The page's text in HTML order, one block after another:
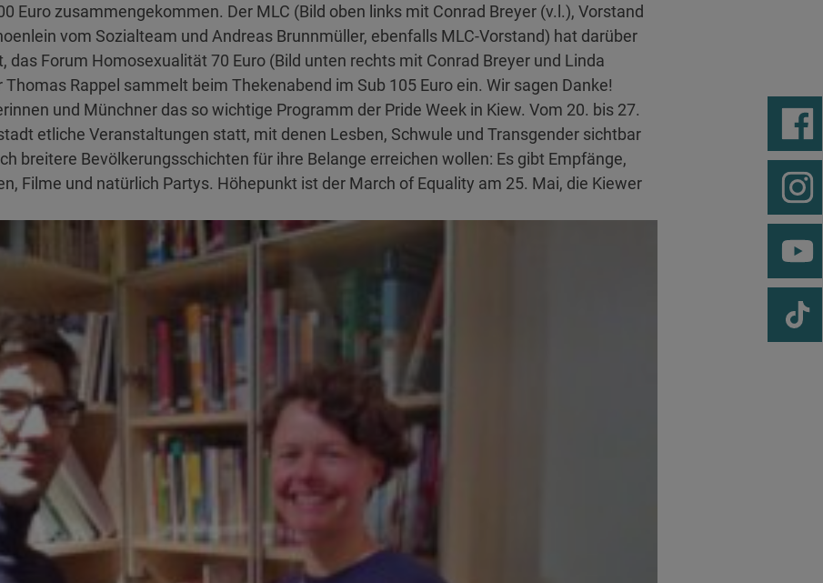
Euro zusammengekommen. Der MLC (Bild oben links mit Conrad Breyer (v.l.), Vorstand
vom Sozialteam und Andreas Brunnmüller, ebenfalls MLC-Vorstand) hat darüber
das Forum Homosexualität 70 Euro (Bild unten rechts mit Conrad Breyer und Linda
Rappel sammelt beim Thekenabend im Sub 105 Euro ein. Wir sagen Danke!
und Münchner das so wichtige Programm der Pride Week in Kiew. Vom 20. bis 27.
etliche Veranstaltungen statt, mit denen Lesben, Schwule und Transgender sichtbar
breitere Bevölkerungsschichten für ihre Belange erreichen wollen: Es gibt Empfänge,
Filme und natürlich Partys. Höhepunkt ist der March of Equality am 25. Mai, die Kiewer